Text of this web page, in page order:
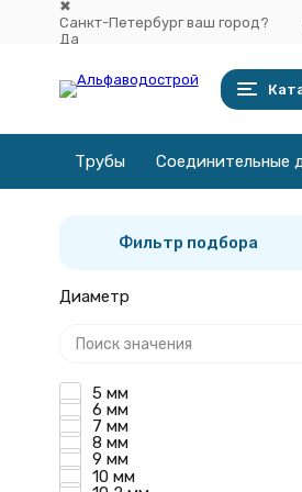
✖
Санкт-Петербург ваш город?
Да
Трубы Соединительные
Фильтр подбора
Диаметр
5 мм
6 мм
7 мм
8 мм
9 мм
10 мм